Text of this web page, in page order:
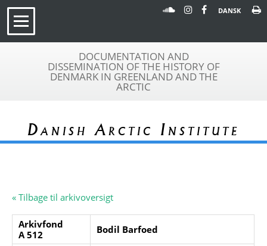
DANSK
DOCUMENTATION AND
DISSEMINATION OF THE HISTORY OF
DENMARK IN GREENLAND AND THE
ARCTIC
Danish Arctic Institute
« Tilbage til arkivoversigt
Arkivfond
A 512
Bodil Barfoed